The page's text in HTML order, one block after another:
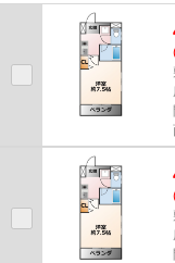
ンション◎駅まで徒歩3分の